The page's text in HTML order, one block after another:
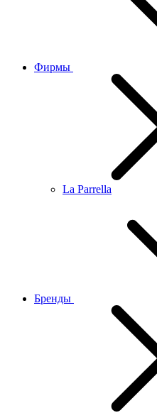
Фирмы
La Parrella
Бренды